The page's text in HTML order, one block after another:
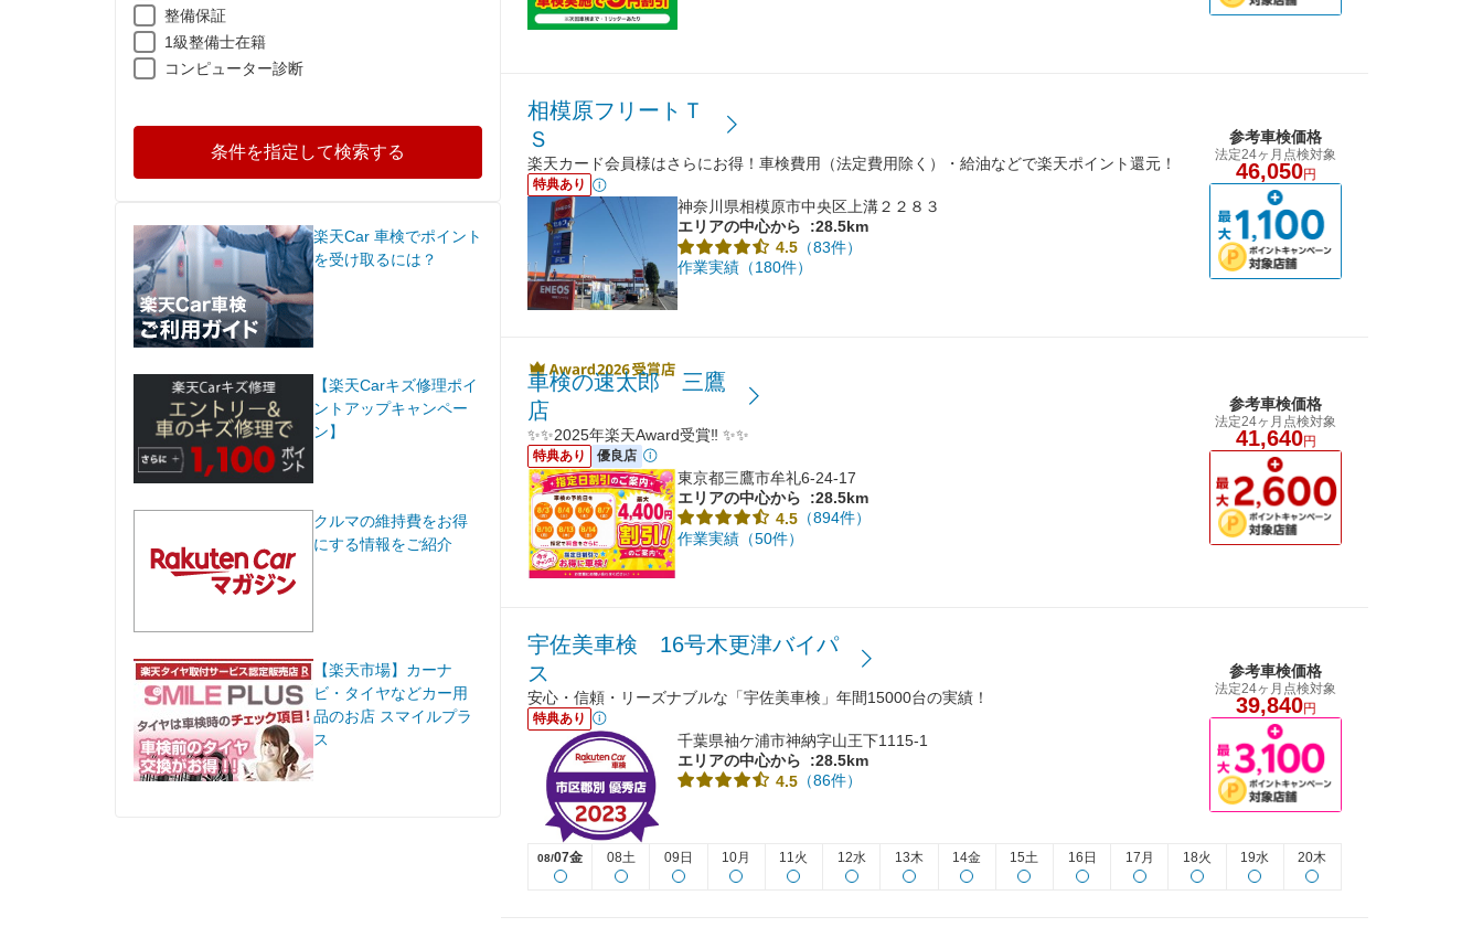
整備保証
1級整備士在籍
コンピューター診断
条件を指定して検索する
楽天Car 車検でポイント
を受け取るには？
【楽天Carキズ修理ポイ
ントアップキャンペー
ン】
クルマの維持費をお得
にする情報をご紹介
【楽天市場】カーナ
ビ・タイヤなどカー用
品のお店 スマイルプラ
ス
相模原フリートＴ
Ｓ
楽天カード会員様はさらにお得！車検費用（法定費用除く）・給油などで楽天ポイント還元！
特典あり
神奈川県相模原市中央区上溝２２８３
エリアの中心から
:28.5km
4.5 （83件）
作業実績（180件）
参考車検価格
法定24ヶ月点検対象
46,050円
車検の速太郎 三鷹
店
✨✨2025年楽天Award受賞‼ ✨✨
特典あり 優良店
東京都三鷹市牟礼6-24-17
エリアの中心から
:28.5km
4.5 （894件）
作業実績（50件）
参考車検価格
法定24ヶ月点検対象
41,640円
宇佐美車検 16号木更津バイパ
ス
安心・信頼・リーズナブルな「宇佐美車検」年間15000台の実績！
特典あり
千葉県袖ケ浦市神納字山王下1115-1
エリアの中心から
:28.5km
4.5 （86件）
参考車検価格
法定24ヶ月点検対象
39,840円
08/07金 08土 09日 10月 11火 12水 13木 14金 15土 16日 17月 18火 19水 20木